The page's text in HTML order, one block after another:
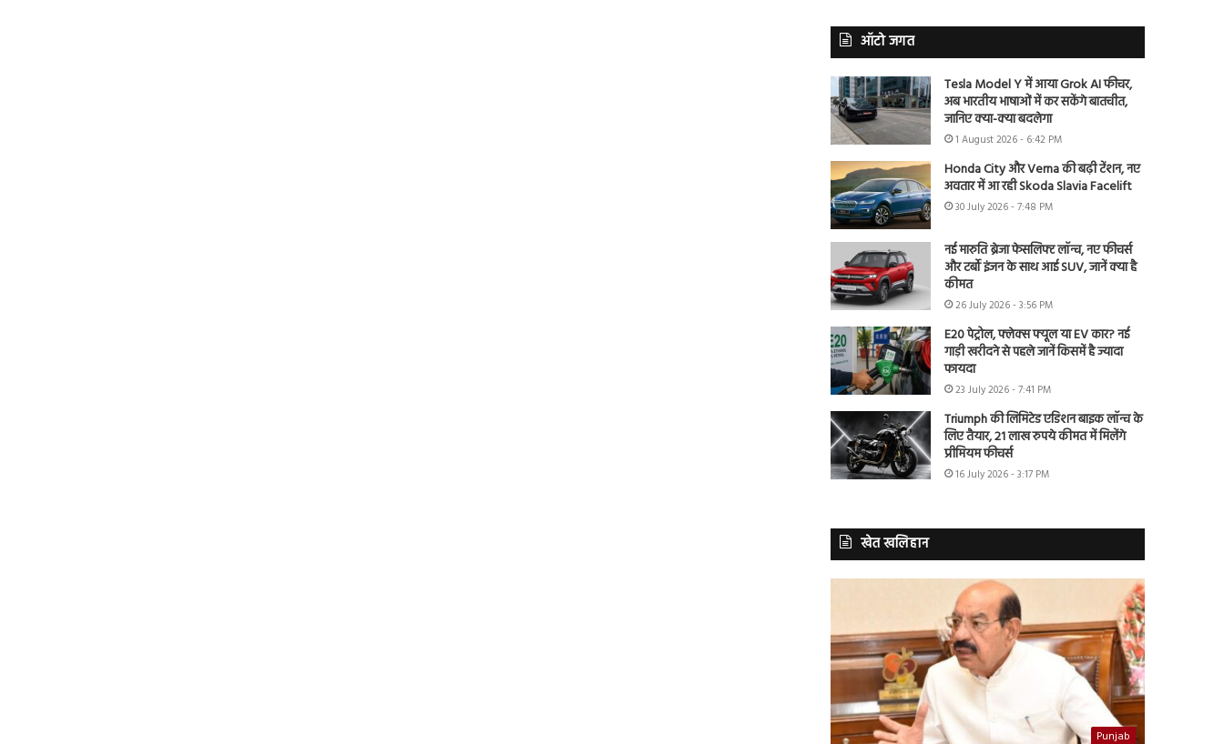
ऑटो जगत
Tesla Model Y में आया Grok AI फीचर,
अब भारतीय भाषाओं में कर सकेंगे बातचीत,
जानिए क्या-क्या बदलेगा
1 August 2026 - 6:42 PM
Honda City और Verna की बढ़ी टेंशन, नए
अवतार में आ रही Skoda Slavia Facelift
30 July 2026 - 7:48 PM
नई मारुति ब्रेजा फेसलिफ्ट लॉन्च, नए फीचर्स
और टर्बो इंजन के साथ आई SUV, जानें क्या है
कीमत
26 July 2026 - 3:56 PM
E20 पेट्रोल, फ्लेक्स फ्यूल या EV कार? नई
गाड़ी खरीदने से पहले जानें किसमें है ज्यादा
फायदा
23 July 2026 - 7:41 PM
Triumph की लिमिटेड एडिशन बाइक लॉन्च के
लिए तैयार, 21 लाख रुपये कीमत में मिलेंगे
प्रीमियम फीचर्स
16 July 2026 - 3:17 PM
खेत खलिहान
Punjab